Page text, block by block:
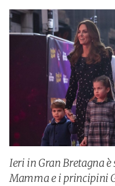
Ieri in Gran Bretagna è
Mamma e i principini